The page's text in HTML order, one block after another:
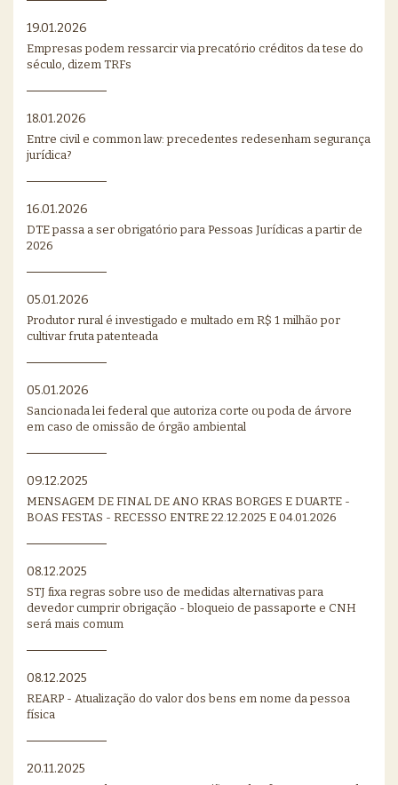
19.01.2026
Empresas podem ressarcir via precatório créditos da tese do
século, dizem TRFs
18.01.2026
Entre civil e common law: precedentes redesenham segurança
jurídica?
16.01.2026
DTE passa a ser obrigatório para Pessoas Jurídicas a partir de
2026
05.01.2026
Produtor rural é investigado e multado em R$ 1 milhão por
cultivar fruta patenteada
05.01.2026
Sancionada lei federal que autoriza corte ou poda de árvore
em caso de omissão de órgão ambiental
09.12.2025
MENSAGEM DE FINAL DE ANO KRAS BORGES E DUARTE -
BOAS FESTAS - RECESSO ENTRE 22.12.2025 E 04.01.2026
08.12.2025
STJ fixa regras sobre uso de medidas alternativas para
devedor cumprir obrigação - bloqueio de passaporte e CNH
será mais comum
08.12.2025
REARP - Atualização do valor dos bens em nome da pessoa
física
20.11.2025